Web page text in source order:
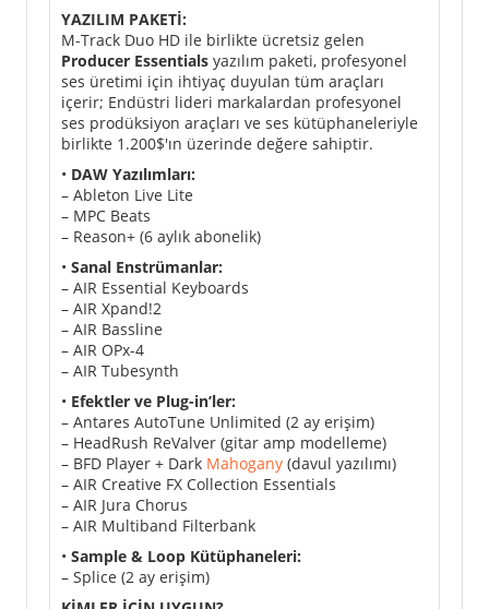
YAZILIM PAKETİ:
M-Track Duo HD ile birlikte ücretsiz gelen
Producer Essentials yazılım paketi, profesyonel
ses üretimi için ihtiyaç duyulan tüm araçları
içerir; Endüstri lideri markalardan profesyonel
ses prodüksiyon araçları ve ses kütüphaneleriyle
birlikte 1.200$'ın üzerinde değere sahiptir.
• DAW Yazılımları:
– Ableton Live Lite
– MPC Beats
– Reason+ (6 aylık abonelik)
• Sanal Enstrümanlar:
– AIR Essential Keyboards
– AIR Xpand!2
– AIR Bassline
– AIR OPx-4
– AIR Tubesynth
• Efektler ve Plug-in’ler:
– Antares AutoTune Unlimited (2 ay erişim)
– HeadRush ReValver (gitar amp modelleme)
– BFD Player + Dark Mahogany (davul yazılımı)
– AIR Creative FX Collection Essentials
– AIR Jura Chorus
– AIR Multiband Filterbank
• Sample & Loop Kütüphaneleri:
– Splice (2 ay erişim)